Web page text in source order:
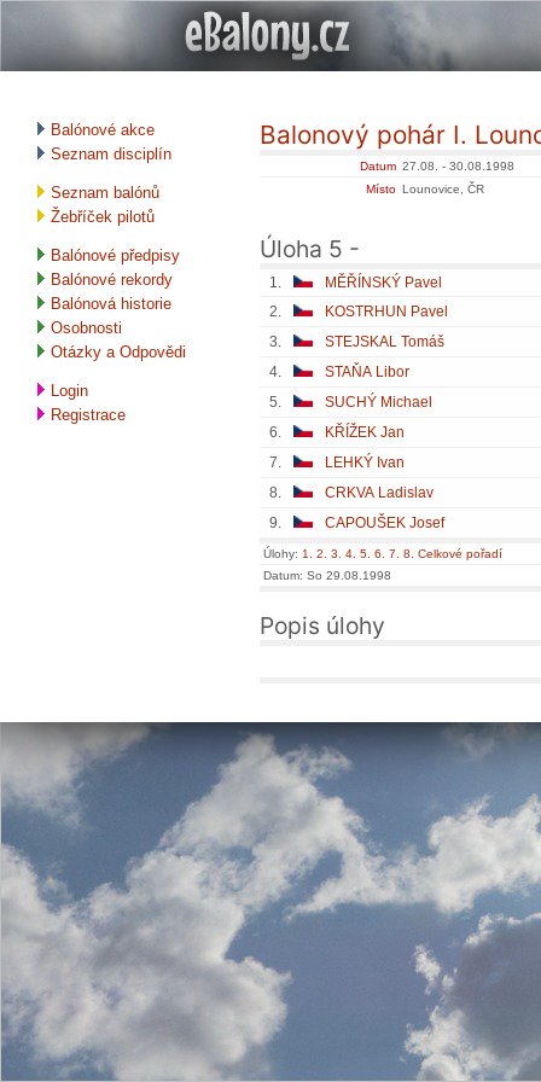
Balónové akce
Seznam disciplín
Seznam balónů
Žebříček pilotů
Balónové předpisy
Balónové rekordy
Balónová historie
Osobnosti
Otázky a Odpovědi
Login
Registrace
Balonový pohár I.
Datum 27.08. - 30.08.1998
Místo Lounovice, ČR
Úloha 5 -
1.
MĚŘÍNSKÝ Pavel
2.
KOSTRHUN Pavel
3.
STEJSKAL Tomáš
4.
STAŇA Libor
5.
SUCHÝ Michael
6.
KŘÍŽEK Jan
7.
LEHKÝ Ivan
8.
CRKVA Ladislav
9.
CAPOUŠEK Josef
Úlohy: 1. 2. 3. 4. 5. 6. 7. 8.
Celkové pořadí
Datum: So 29.08.1998
Popis úlohy